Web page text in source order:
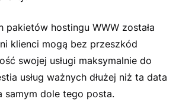
pakietów hostingu WWW została
klienci mogą bez przeszkód
swojej usługi maksymalnie do
usług ważnych dłużej niż ta data
samym dole tego posta.